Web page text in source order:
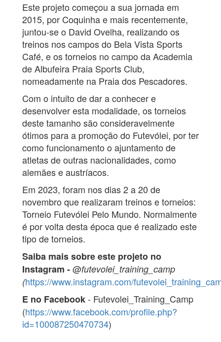
Este projeto começou a sua jornada em
2015, por Coquinha e mais recentemente,
juntou-se o David Ovelha, realizando os
treinos nos campos do Bela Vista Sports
Café, e os torneios no campo da Academia
de Albufeira Praia Sports Club,
nomeadamente na Praia dos Pescadores.
Com o intuito de dar a conhecer e
desenvolver esta modalidade, os torneios
deste tamanho são consideravelmente
ótimos para a promoção do Futevólei, por ter
como funcionamento o ajuntamento de
atletas de outras nacionalidades, como
alemães e austríacos.
Em 2023, foram nos dias 2 a 20 de
novembro que realizaram treinos e torneios:
Torneio Futevólei Pelo Mundo. Normalmente
é por volta desta época que é realizado este
tipo de torneios.
Saiba mais sobre este projeto no
Instagram -@futevolei_training_camp
(https://www.instagram.com/
E no Facebook- Futevolei_Training_Camp
(https://www.facebook.com/profile.php?
id=100087250470734)